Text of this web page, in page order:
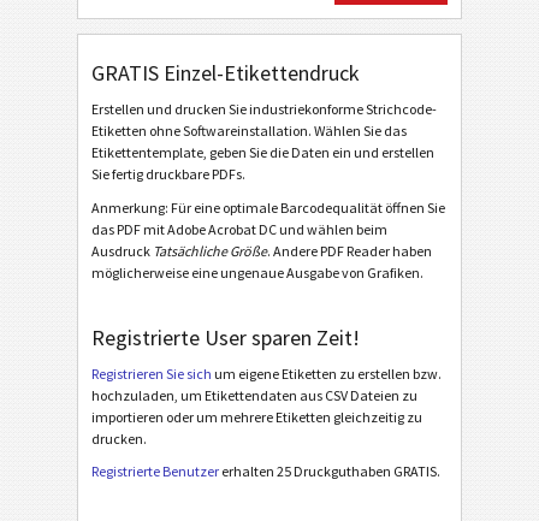
GRATIS Einzel-Etikettendruck
Erstellen und drucken Sie industriekonforme Strichcode-
Etiketten ohne Softwareinstallation. Wählen Sie das
Etikettentemplate, geben Sie die Daten ein und erstellen
Sie fertig druckbare PDFs.
Anmerkung: Für eine optimale Barcodequalität öffnen Sie
das PDF mit Adobe Acrobat DC und wählen beim
Ausdruck Tatsächliche Größe. Andere PDF Reader haben
möglicherweise eine ungenaue Ausgabe von Grafiken.
Registrierte User sparen Zeit!
Registrieren Sie sich um eigene Etiketten zu erstellen bzw.
hochzuladen, um Etikettendaten aus CSV Dateien zu
importieren oder um mehrere Etiketten gleichzeitig zu
drucken.
Registrierte Benutzer erhalten 25 Druckguthaben GRATIS.